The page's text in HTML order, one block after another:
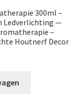
300ml –
Ledverlichting —
–
Houtnerf Decor